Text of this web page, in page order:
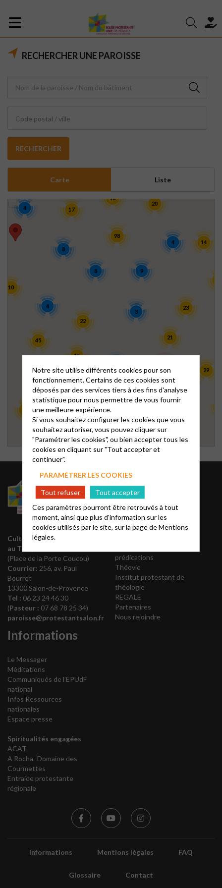
RECHERCHER UNE PAROISSE
Code postal / ville
RECHERCHER
Carte Liste
45
22
138
29
10
14
98
20
23
9
28
25
15
8
22
4
4
16
17
8
4
8
3
21
3
Culte le dimanche à 10h30
au Temple
(Place de la Porte Coucou)
Courrier: 256, av. Paul
Bourret
13300 Salon-de-Provence
Tel : 06 23 24 46 30
(Pasteur : 07 68 78 25 34)
paroisse@protestantsalon.fr
Liens utiles
Acteurs EPUdF
Editions Olivétan
Liste des régions
prédications
Théovie
Institut protestant de
théologie
REGALE
Partenaires
Nous rejoindre
Informations
Le Messager
Méditations
Communiqués de l’EPUdF
national
Infos Ressources
nationales
Espace presse
Spiritualités engagées
ACAT
A Rocha -Domaine des
Courmettes
Entraide protestante
régionale
Informations Mentions légales FAQ
Glossaire Contact
Notre site utilise différents cookies pour son
fonctionnement. Certains de ces cookies sont
déposés par des services tiers à des fins d'analyse
statistique pour nous permettre de vous fournir
une meilleure expérience.
Si vous souhaitez configurer les cookies que vous
souhaitez autoriser, vous pouvez cliquer sur
"Paramétrer les cookies", ou bien accepter tous les
cookies en cliquant sur "Tout accepter et
continuer".
PARAMÉTRER LES COOKIES
Tout refuser
Tout accepter
Ces paramètres pourront être retrouvés à tout
moment, ainsi que plus d'information sur les
cookies utilisés par le site, sur la page deMentions
légales.